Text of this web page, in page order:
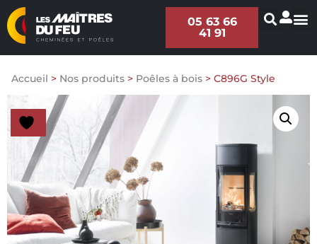
05 63 66
41 91
Accueil > Nos produits > Poêles à bois > C896G Style